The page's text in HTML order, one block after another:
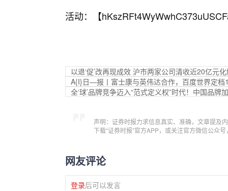
活动：【
以退‘促’改再现成效 沪市两家公司清收近20亿元
A{I}日—报丨富士康与英伟达合作，百度世界定档
全‘球’品牌竞争迈入“范式定义权”时代！中国品牌
声明：证券时报力求信息真实、准确，文章提及
下载“证券时报”官方APP，或关注官方微信公众
网友评论
登录后可以发言